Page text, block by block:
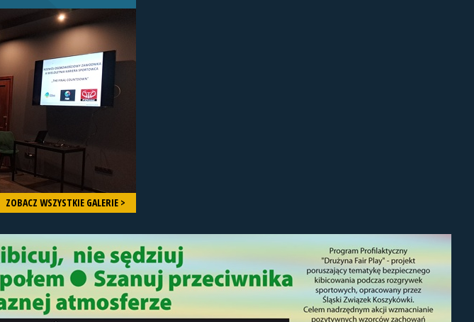
ZOBACZ WSZYSTKIE GALERIE >